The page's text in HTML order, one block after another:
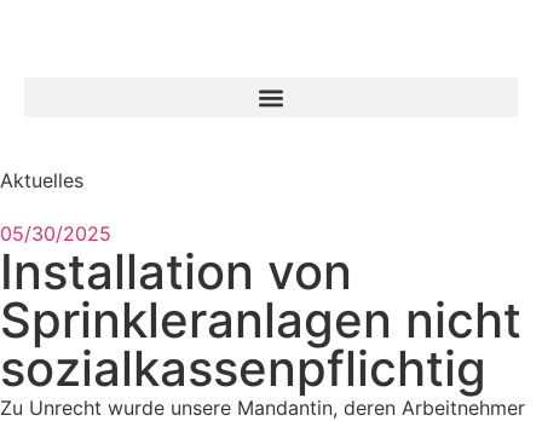
Aktuelles
05/30/2025
Installation von
Sprinkleranlagen nicht
sozialkassenpflichtig
Zu Unrecht wurde unsere Mandantin, deren Arbeitnehmer